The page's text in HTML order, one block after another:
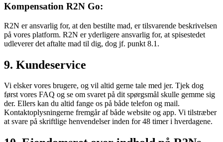
Kompensation R2N Go:
R2N er ansvarlig for, at den bestilte mad, er tilsvarende beskrivelsen
på vores platform. R2N er yderligere ansvarlig for, at spisestedet
udleverer det aftalte mad til dig, dog jf. punkt 8.1.
9. Kundeservice
Vi elsker vores brugere, og vil altid gerne tale med jer. Tjek dog
først vores FAQ og se om svaret på dit spørgsmål skulle gemme sig
der. Ellers kan du altid fange os på både telefon og mail.
Kontaktoplysningerne fremgår af både website og app. Vi tilstræber
at svare på skriftlige henvendelser inden for 48 timer i hverdagene.